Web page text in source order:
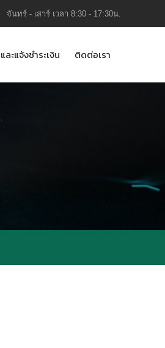
จันทร์ - เสาร์ เวลา 8:30 - 17:30น.
ะแจ้งชำระเงิน ติดต่อเรา